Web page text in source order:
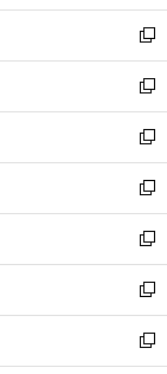
ウ
で
開
く
ン
ド
ウ
で
開
く
新
し
い
ウ
ィ
ン
ド
ウ
で
開
く
新
し
い
ウ
ィ
ン
ド
ウ
で
開
く
新
し
い
ウ
ィ
ン
ド
ウ
で
開
新
し
い
ウ
ィ
ン
ド
ウ
新
し
い
ウ
ィ
ン
新
し
い
ウ
新